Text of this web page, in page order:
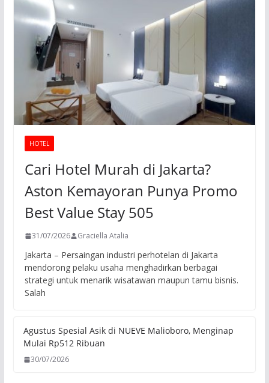
HOTEL
Cari Hotel Murah di Jakarta?
Aston Kemayoran Punya Promo
Best Value Stay 505
31/07/2026 Graciella Atalia
Jakarta – Persaingan industri perhotelan di Jakarta
mendorong pelaku usaha menghadirkan berbagai
strategi untuk menarik wisatawan maupun tamu bisnis.
Salah
Agustus Spesial Asik di NUEVE Malioboro, Menginap
Mulai Rp512 Ribuan
30/07/2026